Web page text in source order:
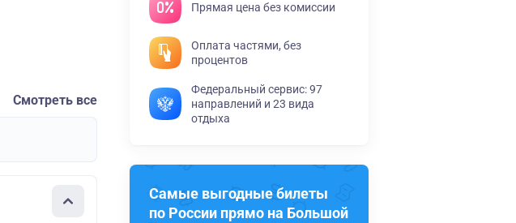
Смотреть все
Прямая цена без комиссии
Оплата частями, без
процентов
Федеральный сервис: 97
направлений и 23 вида
отдыха
Самые выгодные билеты
по России прямо на Большой